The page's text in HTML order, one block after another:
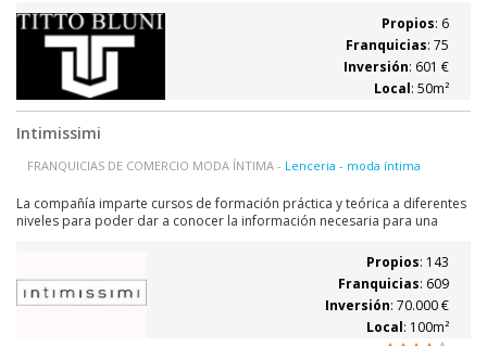
consciente de que para garantizar un buen funcionamiento es necesario
conseguir una...
Propios: 6
Franquicias: 75
Inversión: 601 €
Local: 50m²
Intimissimi
FRANQUICIAS DE COMERCIO MODA ÍNTIMA - Lenceria - moda íntima
La compañía imparte cursos de formación práctica y teórica a diferentes
niveles para poder dar a conocer la información necesaria para una
efectúa semanalmente, lo que supone una gran rotación de cada artículo
Propios: 143
Franquicias: 609
Inversión: 70.000 €
Local: 100m²